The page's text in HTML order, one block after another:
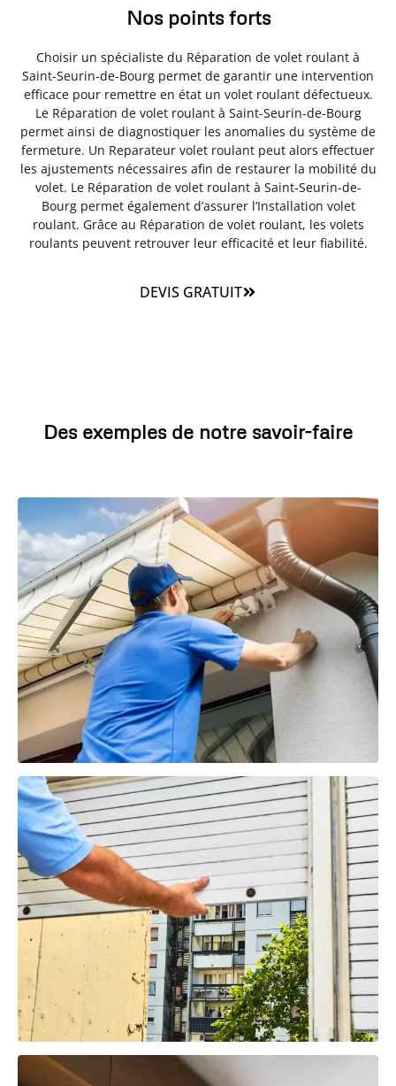
Nos points forts
Choisir un spécialiste du Réparation de volet roulant à
Saint-Seurin-de-Bourg permet de garantir une intervention
efficace pour remettre en état un volet roulant défectueux.
Le Réparation de volet roulant à Saint-Seurin-de-Bourg
permet ainsi de diagnostiquer les anomalies du système de
fermeture. Un Reparateur volet roulant peut alors effectuer
les ajustements nécessaires afin de restaurer la mobilité du
volet. Le Réparation de volet roulant à Saint-Seurin-de-
Bourg permet également d’assurer l’Installation volet
roulant. Grâce au Réparation de volet roulant, les volets
roulants peuvent retrouver leur efficacité et leur fiabilité.
DEVIS GRATUIT
Des exemples de notre savoir-faire